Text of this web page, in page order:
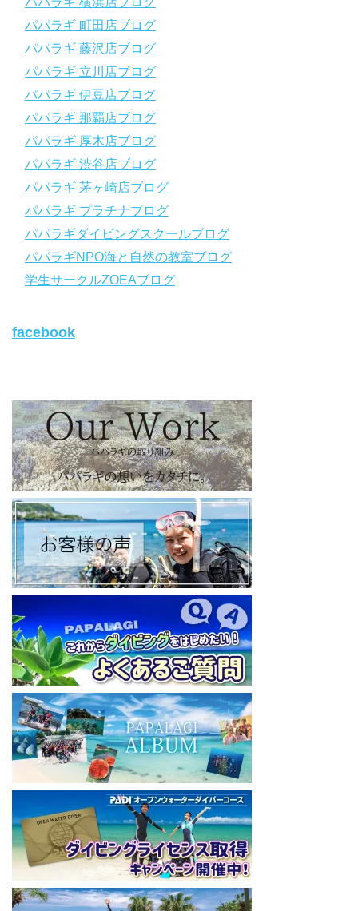
パパラギ公式LINEにご登録の上、メニューから「動画資料」を
タップ！
↓↓↓↓↓↓こちら
↓↓↓↓↓↓
https://www.papalagi.co.jp/lp/line_registration/.
＿＿＿＿＿＿＿＿＿＿＿＿＿＿＿＿＿＿＿＿＿＿＿＿＿＿＿＿
https://www.papalagi.co.jp/lp/line_registration/.
YouTubeで言えない話をこっそり配信
◆ライセンス取得の前に知っておきたい情報満載の動画はコチラ
https://youtu.be/UBiZ64WlU7c?si=I5rkY-mkfTCxZVn7
◆ライセンス取得コースについて知りたい方はコチラ
ode
【パパラギダイビングスクール ホームページ】
https://www.papalagi.co.jp
旬な海の情報はコチラから！
日々の活動状況や報告はXで公開中！
https://x.com/papalagidivers?s=20
【パパラギダイビングスクール Blog
】
お得なイベント告知やツアー情報を知りたい方へ
https://papalagi-blog.com/
◆YouTubeチャンネル登録はコチラから
https://www.youtube.com/channel/UCYG3vspMIHdLQaKA7XNIjD
◆各地の水中世界を紹介するチャンネル、その名も「水中世界」
（サブチャンネル）
https://www.youtube.com/@user-mw1pw2jb4j
【初心者ダイビングライセンスコースはコチラ】
https://www.papalagi.co.jp/databox/data.php/campaign_owd_ja/c
ode
====================================
パパラギダイビングスクール
藤沢本店
神奈川県藤沢市 南藤沢10-4
本社企画部
0466-26-6101
====================================
#ダイビングライセンス #ダイビング #スキューバダイビング
パパラギ 町田店ブログ
パパラギ 藤沢店ブログ
パパラギ 立川店ブログ
パパラギ 伊豆店ブログ
パパラギ 那覇店ブログ
パパラギ 厚木店ブログ
パパラギ 渋谷店ブログ
パパラギ 茅ヶ崎店ブログ
パパラギ プラチナブログ
パパラギダイビングスクールブログ
パパラギNPO海と自然の教室ブログ
学生サークルZOEAブログ
facebook